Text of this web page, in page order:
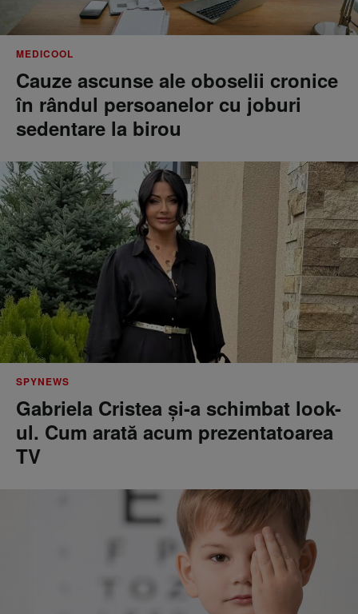
MEDICOOL
Cauze ascunse ale oboselii cronice
în rândul persoanelor cu joburi
sedentare la birou
SPYNEWS
Gabriela Cristea și-a schimbat look-
ul. Cum arată acum prezentatoarea
TV